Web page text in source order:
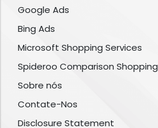
Google Ads
Bing Ads
Microsoft Shopping Services
Spideroo Comparison Shopping
Sobre nós
Contate-Nos
Disclosure Statement